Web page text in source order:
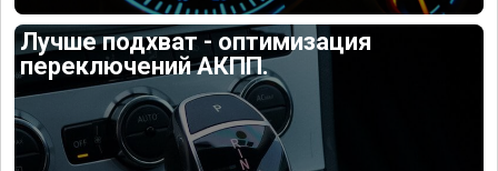
Лучше подхват - оптимизация
переключений АКПП.